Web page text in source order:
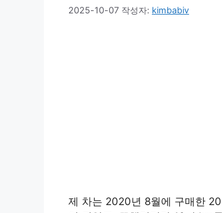
2025-10-07 작성자: kimbabiv
제 차는 2020년 8월에 구매한